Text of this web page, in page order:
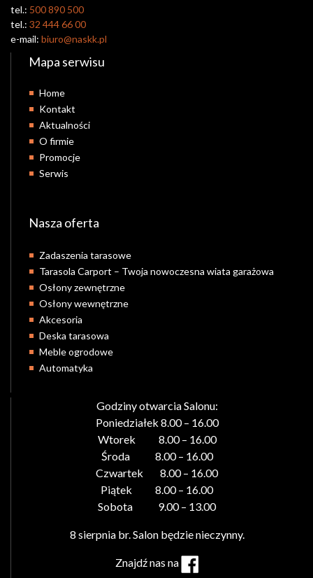
tel.: 500 890 500
tel.: 32 444 66 00
e-mail: biuro@naskk.pl
Mapa serwisu
Home
Kontakt
Aktualności
O firmie
Promocje
Serwis
Nasza oferta
Zadaszenia tarasowe
Tarasola Carport – Twoja nowoczesna wiata garażowa
Osłony zewnętrzne
Osłony wewnętrzne
Akcesoria
Deska tarasowa
Meble ogrodowe
Automatyka
Godziny otwarcia Salonu:
Poniedziałek 8.00 – 16.00
Wtorek 8.00 – 16.00
Środa 8.00 – 16.00
Czwartek 8.00 – 16.00
Piątek 8.00 – 16.00
Sobota 9.00 – 13.00
8 sierpnia br. Salon będzie nieczynny.
Znajdź nas na